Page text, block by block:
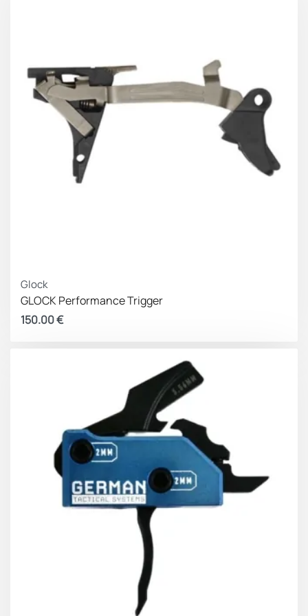
Το Red Flat-Faced Trigger Kit από την Agency
Arms είναι μια drop-in αναβάθμιση για πιστόλια
Glock που βελτιώνει το τράβηγμα της σκανδάλης
με ελάχιστο χρόνο πριν από την επαναφορά.
Διαθέτει κόκκινο ανοδιωμένο φινίρισμα,
κατασκευή εξ ολοκλήρου από αλουμίνιο και
διατηρεί τη λειτουργία του εργοστασιακού
μοχλού ασφαλείας.
Μάρκα: Glock
Μοντέλο: 37,17,19,22,26,35,24,32,23,34,33,27,31
Στυλ: Drop-In
Glock
GLOCK Performance Trigger
150.00€